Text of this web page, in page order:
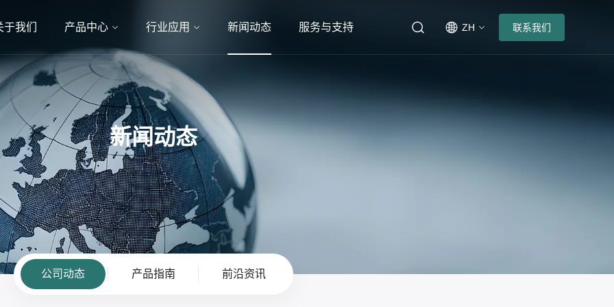
于我们 产品中心 行业应用 新闻动态 服务与支持 ZH 联系我们
新闻动态
公司动态 产品指南 前沿资讯